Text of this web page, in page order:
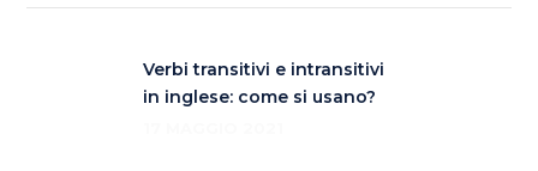
Verbi transitivi e intransitivi
in inglese: come si usano?